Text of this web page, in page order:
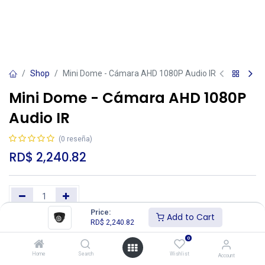
Price:
RD$ 2,240.82 Add to Cart
Home Search
0
Wishlist Account
Shop Mini Dome - Cámara AHD 1080P Audio IR
Mini Dome - Cámara AHD 1080P
Audio IR
(0 reseña)
RD$ 2,240.82
Add to Cart Buy Now
Añadir a lista de deseos